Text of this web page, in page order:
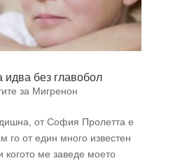
без главобол
за Мигренон
от София Пролетта е
гo от един многo известен
когото ме заведе моето